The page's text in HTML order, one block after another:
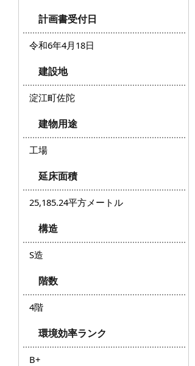
計画書受付日
令和6年4月18日
建設地
淀江町佐陀
建物用途
工場
延床面積
25,185.24平方メートル
構造
S造
階数
4階
環境効率ランク
B+